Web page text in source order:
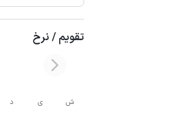
تقویم / نرخ
ش ی د